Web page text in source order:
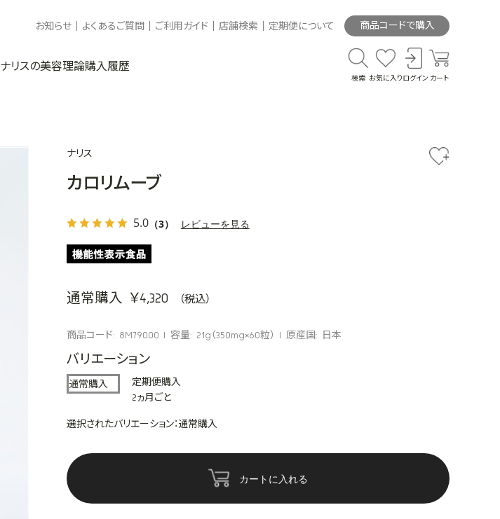
お知らせ よくあるご質問 ご利用ガイド 店舗検索 定期便について 商品コードで購入
ナリスの美容理論購入履歴
検索 お気に入り ログイン カート
ナリス
カロリムーブ
5.0（3） レビューを見る
通常購入 ￥4,320
商品コード: 8M79000 容量: 21g（350mg×60粒） 原産国: 日本
バリエーション
通常購入
定期便購入
2ヵ月ごと
選択されたバリエーション：通常購入
カートに入れる